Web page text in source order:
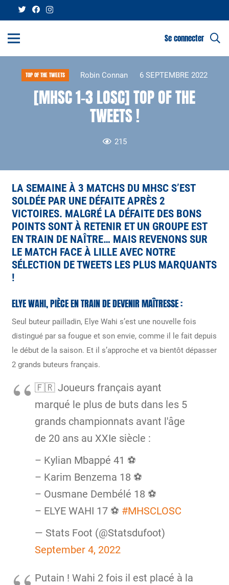
Se connecter
TOP OF THE TWEETS Robin Connan 6 SEPTEMBRE 2022
[MHSC 1-3 LOSC] TOP OF THE
TWEETS !
215
LA SEMAINE À 3 MATCHS DU MHSC S’EST
SOLDÉE PAR UNE DÉFAITE APRÈS 2
VICTOIRES. MALGRÉ LA DÉFAITE DES BONS
POINTS SONT À RETENIR ET UN GROUPE EST
EN TRAIN DE NAÎTRE… MAIS REVENONS SUR
LE MATCH FACE À LILLE AVEC NOTRE
SÉLECTION DE TWEETS LES PLUS MARQUANTS
!
ELYE WAHI, PIÈCE EN TRAIN DE DEVENIR MAÎTRESSE :
Seul buteur pailladin, Elye Wahi s’est une nouvelle fois
distingué par sa fougue et son envie, comme il le fait depuis
le début de la saison. Et il s’approche et va bientôt dépasser
2 grands buteurs français.
🇫🇷 Joueurs français ayant
marqué le plus de buts dans les 5
grands championnats avant l'âge
de 20 ans au XXIe siècle :
– Kylian Mbappé 41 ⚽️
– Karim Benzema 18 ⚽️
– Ousmane Dembélé 18 ⚽️
– ELYE WAHI 17 ⚽️ #MHSCLOSC
— Stats Foot (@Statsdufoot)
September 4, 2022
Putain ! Wahi 2 fois il est placé à la